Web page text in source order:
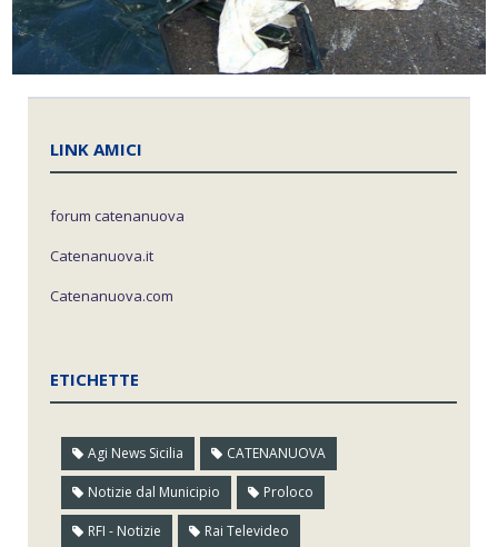
LINK AMICI
forum catenanuova
Catenanuova.it
Catenanuova.com
ETICHETTE
Agi News Sicilia CATENANUOVA
Notizie dal Municipio Proloco
RFI - Notizie Rai Televideo